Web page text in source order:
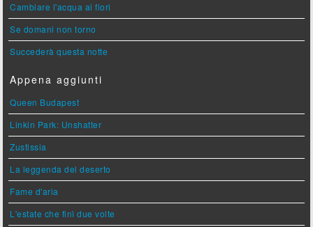
Cambiare l'acqua ai fiori
Se domani non torno
Succederà questa notte
Appena aggiunti
Queen Budapest
Linkin Park: Unshatter
Zustissia
La leggenda del deserto
Fame d'aria
L'estate che finì due volte